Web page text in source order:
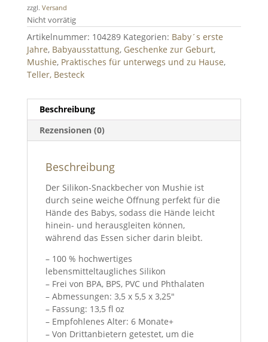
zzgl. Versand
Nicht vorrätig
Artikelnummer: 104289 Kategorien: Baby´s erste
Jahre, Babyausstattung, Geschenke zur Geburt,
Mushie, Praktisches für unterwegs und zu Hause,
Teller, Besteck
Beschreibung
Rezensionen (0)
Beschreibung
Der Silikon-Snackbecher von Mushie ist
durch seine weiche Öffnung perfekt für die
Hände des Babys, sodass die Hände leicht
hinein- und herausgleiten können,
während das Essen sicher darin bleibt.
– 100 % hochwertiges
lebensmitteltaugliches Silikon
– Frei von BPA, BPS, PVC und Phthalaten
– Abmessungen: 3,5 x 5,5 x 3,25″
– Fassung: 13,5 fl oz
– Empfohlenes Alter: 6 Monate+
– Von Drittanbietern getestet, um die